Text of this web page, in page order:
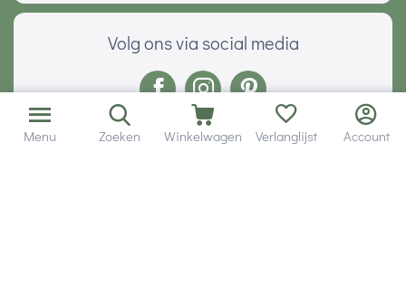
Volg ons via social media
Menu Zoeken Winkelwagen Verlanglijst Account